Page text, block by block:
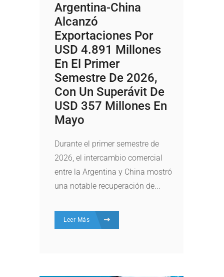
Argentina-China
Alcanzó
Exportaciones Por
USD 4.891 Millones
En El Primer
Semestre De 2026,
Con Un Superávit De
USD 357 Millones En
Mayo
Durante el primer semestre de
2026, el intercambio comercial
entre la Argentina y China mostró
una notable recuperación de...
Leer Más